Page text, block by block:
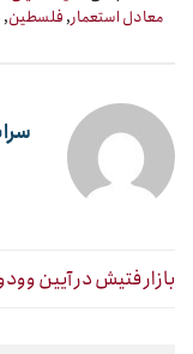
معادل استعمار,فلسطین,
بازار فتیش در آیین